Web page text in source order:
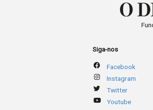
Siga-nos
Facebook
Instagram
Twitter
Youtube